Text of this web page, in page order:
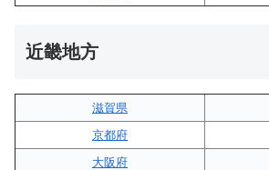
近畿地方
滋賀県
京都府
大阪府